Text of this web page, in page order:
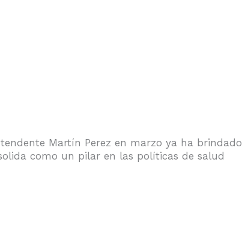
Martín Perez en marzo ya ha brindado
como un pilar en las políticas de salud